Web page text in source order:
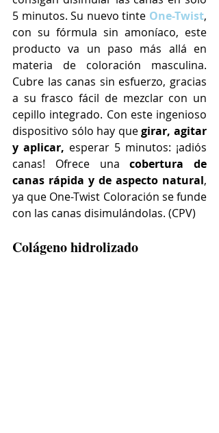
5 minutos. Su nuevo tinte One-Twist,
con su fórmula sin amoníaco, este
producto va un paso más allá en
materia de coloración masculina.
Cubre las canas sin esfuerzo, gracias
a su frasco fácil de mezclar con un
cepillo integrado. Con este ingenioso
dispositivo sólo hay que girar, agitar
y aplicar, esperar 5 minutos: ¡adiós
canas! Ofrece una cobertura de
canas rápida y de aspecto natural,
ya que One-Twist Coloración se funde
con las canas disimulándolas. (CPV)
Colágeno hidrolizado